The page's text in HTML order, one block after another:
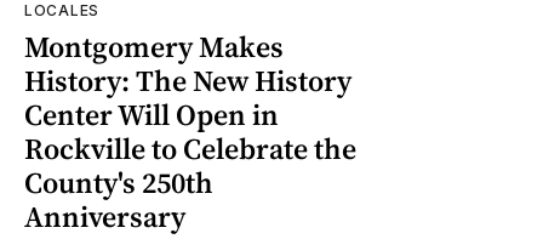
LOCALES
Montgomery Makes
History: The New History
Center Will Open in
Rockville to Celebrate the
County's 250th
Anniversary